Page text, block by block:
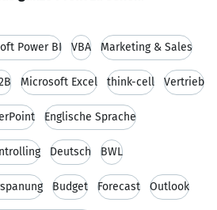
Power BI VBA Marketing & Sales
Microsoft Excel think-cell Vertrieb
Englische Sprache
Deutsch BWL
Budget Forecast Outlook